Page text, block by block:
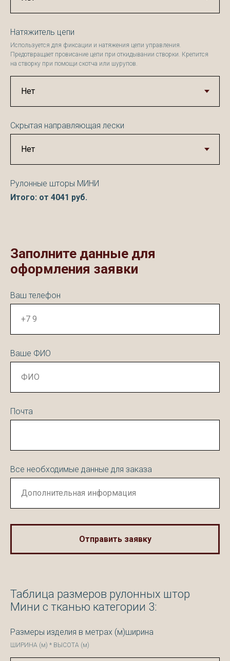
Натяжитель цепи
Используется для фиксации и натяжения цепи управления.
Предотвращает провисание цепи при откидывании створки. Крепится
на створку при помощи скотча или шурупов.
Скрытая направляющая лески
Рулонные шторы МИНИ
Итого: от 4041 руб.
Заполните данные для
оформления заявки
Ваш телефон
Ваше ФИО
Почта
Все необходимые данные для заказа
Отправить заявку
Таблица размеров рулонных штор
Мини с тканью категории 3:
Размеры изделия в метрах (м)ширина
ШИРИНА (м) * ВЫСОТА (м)